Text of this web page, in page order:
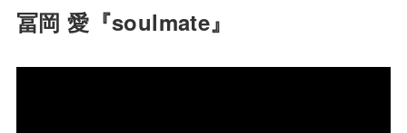
冨岡 愛『soulmate』